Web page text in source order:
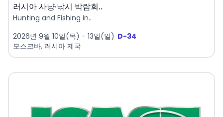
러시아 사냥·낚시 박람회..
Hunting and Fishing in..
2026년 9월 10일(목) - 13일(일) D-34
모스크바, 러시아 제국